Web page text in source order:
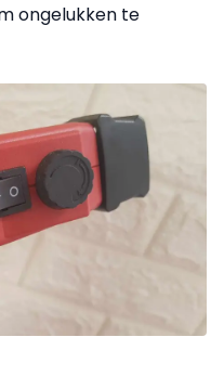
ongelukken te